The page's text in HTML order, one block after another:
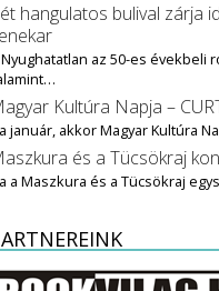
hangulatos bulival zárja
az 50-es
Kultúra Napja –
január, akkor Magyar Kultúra
és a Tücsökraj
a Maszkura és a Tücsökraj